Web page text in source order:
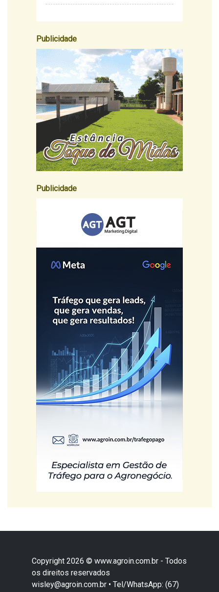
Publicidade
Publicidade
Copyright 2026 © www.agroin.com.br - Todos
os direitos reservados
wisley@agroin.com.br • Tel/WhatsApp: (67)